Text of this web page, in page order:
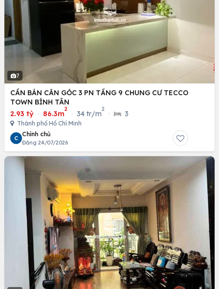
7
CẦN BÁN CĂN GÓC 3 PN TẦNG 9 CHUNG CƯ TECCO
TOWN BÌNH TÂN
2.93 tỷ · 86.3m
2
· 34 tr/m
2
· 3
Thành phố Hồ Chí Minh
C
Chính chủ
Đăng 24/07/2026